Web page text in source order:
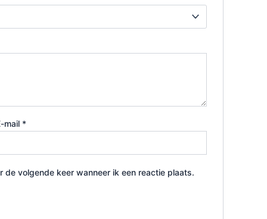
mail *
volgende keer wanneer ik een reactie plaats.